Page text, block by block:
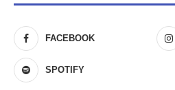
FACEBOOK
SPOTIFY